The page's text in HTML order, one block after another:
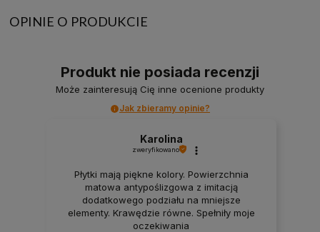
OPINIE O PRODUKCIE
Produkt nie posiada recenzji
Może zainteresują Cię inne ocenione produkty
Jak zbieramy opinie?
Karolina
zweryfikowano
Płytki mają piękne kolory. Powierzchnia
matowa antypoślizgowa z imitacją
dodatkowego podziału na mniejsze
elementy. Krawędzie równe. Spełniły moje
oczekiwania